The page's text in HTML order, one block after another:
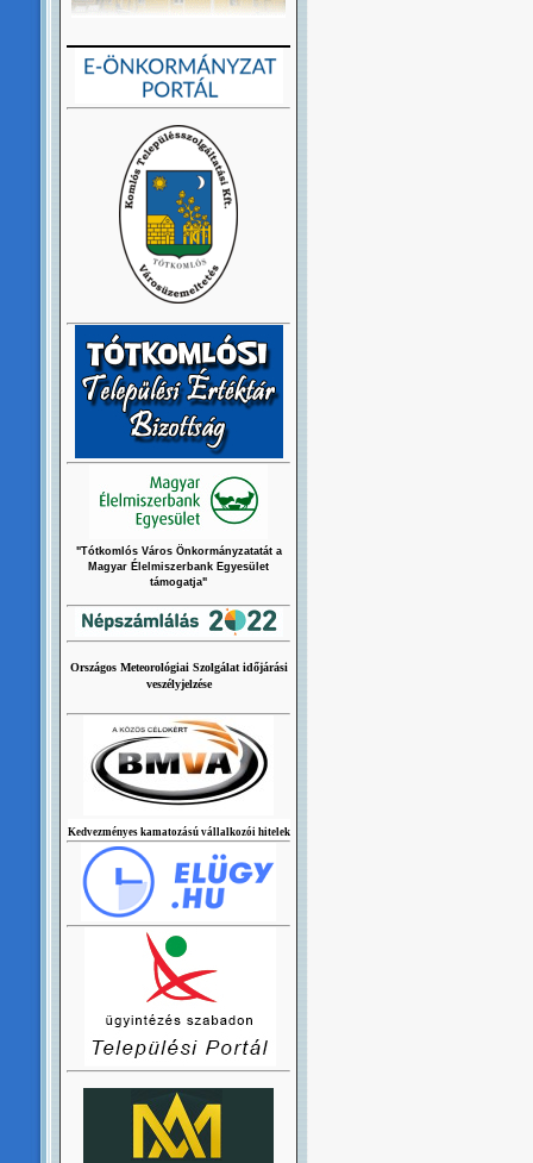
"Tótkomlós Város Önkormányzatatát a
Magyar Élelmiszerbank Egyesület
támogatja"
Országos Meteorológiai Szolgálat időjárási
veszélyjelzése
Kedvezményes kamatozású vállalkozói hitelek